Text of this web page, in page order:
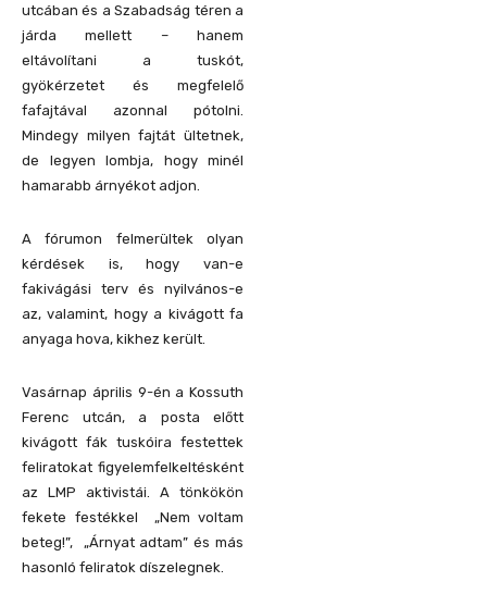
utcában és a Szabadság téren a
járda mellett – hanem
eltávolítani a tuskót,
gyökérzetet és megfelelő
fafajtával azonnal pótolni.
Mindegy milyen fajtát ültetnek,
de legyen lombja, hogy minél
hamarabb árnyékot adjon.
A fórumon felmerültek olyan
kérdések is, hogy van-e
fakivágási terv és nyilvános-e
az, valamint, hogy a kivágott fa
anyaga hova, kikhez került.
Vasárnap április 9-én a Kossuth
Ferenc utcán, a posta előtt
kivágott fák tuskóira festettek
feliratokat figyelemfelkeltésként
az LMP aktivistái. A tönkökön
fekete festékkel „Nem voltam
beteg!”, „Árnyat adtam” és más
hasonló feliratok díszelegnek.